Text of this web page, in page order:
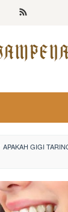
APAKAH GIGI